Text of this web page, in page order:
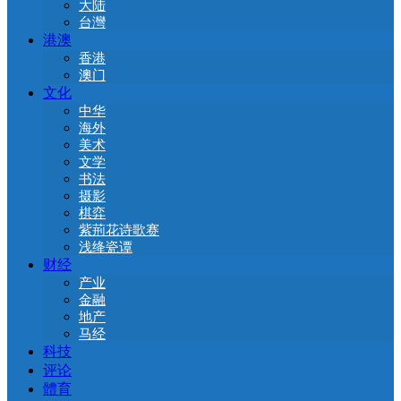
大陆
台灣
港澳
香港
澳门
文化
中华
海外
美术
文学
书法
摄影
棋弈
紫荊花诗歌赛
浅绛瓷谭
财经
产业
金融
地产
马经
科技
评论
體育